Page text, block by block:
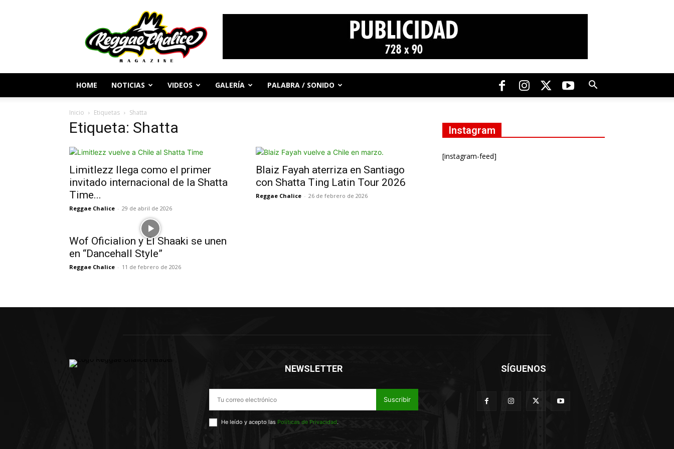
Periodismo
y
Cultura
Reggae
HOME NOTICIAS VIDEOS GALERÍA PALABRA / SONIDO
Inicio Etiquetas Shatta
Etiqueta: Shatta
Limitlezz llega como el primer
invitado internacional de la Shatta
Time...
Reggae Chalice - 29 de abril de 2026
Blaiz Fayah aterriza en Santiago
con Shatta Ting Latin Tour 2026
Reggae Chalice - 26 de febrero de 2026
Wof Oficialion y El Shaaki se unen
en “Dancehall Style”
Reggae Chalice - 11 de febrero de 2026
Instagram
[instagram-feed]
NEWSLETTER
Suscribir
He leído y acepto las Políticas de Privacidad.
SÍGUENOS